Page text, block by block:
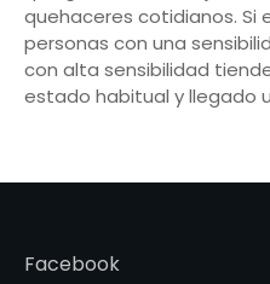
quehaceres cotidianos. Si
personas con una
con alta sensibilidad
estado habitual y llegado
Facebook